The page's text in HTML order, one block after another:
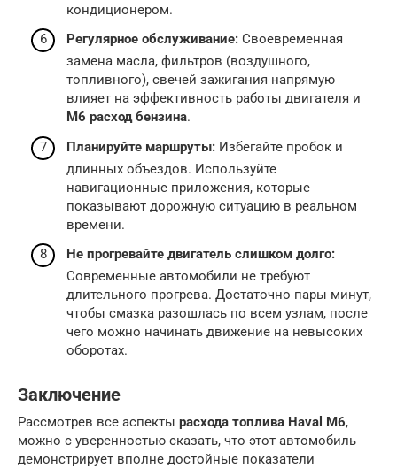
кондиционером.
Регулярное обслуживание: Своевременная
замена масла, фильтров (воздушного,
топливного), свечей зажигания напрямую
влияет на эффективность работы двигателя и
M6 расход бензина.
Планируйте маршруты: Избегайте пробок и
длинных объездов. Используйте
навигационные приложения, которые
показывают дорожную ситуацию в реальном
времени.
Не прогревайте двигатель слишком долго:
Современные автомобили не требуют
длительного прогрева. Достаточно пары минут,
чтобы смазка разошлась по всем узлам, после
чего можно начинать движение на невысоких
оборотах.
Заключение
Рассмотрев все аспекты расхода топлива Haval M6,
можно с уверенностью сказать, что этот автомобиль
демонстрирует вполне достойные показатели